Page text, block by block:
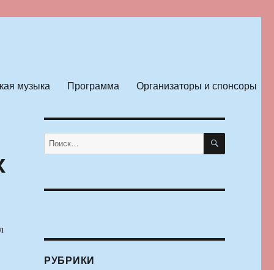
музыка Программа Организаторы и спонсоры
Искать: ПОИСК
РУБРИКИ